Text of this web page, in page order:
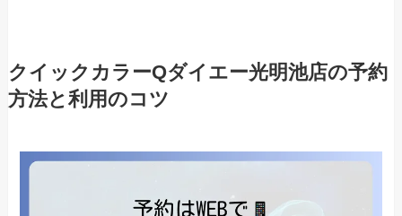
クイックカラーQダイエー光明池店の予約
方法と利用のコツ